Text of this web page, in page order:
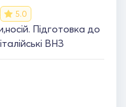
5.0
Підготовка до
ВНЗ